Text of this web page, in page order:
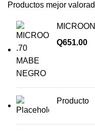
Productos mejor
Q651.00
Producto